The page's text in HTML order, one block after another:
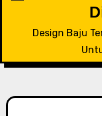
Design Baju